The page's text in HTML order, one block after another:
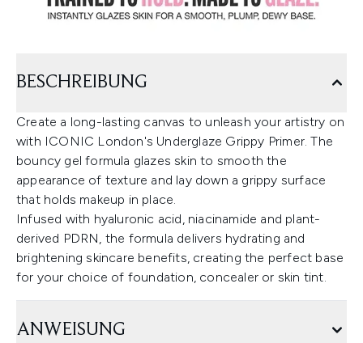
BESCHREIBUNG
Create a long-lasting canvas to unleash your artistry on
with ICONIC London's Underglaze Grippy Primer. The
bouncy gel formula glazes skin to smooth the
appearance of texture and lay down a grippy surface
that holds makeup in place.
Infused with hyaluronic acid, niacinamide and plant-
derived PDRN, the formula delivers hydrating and
brightening skincare benefits, creating the perfect base
for your choice of foundation, concealer or skin tint.
ANWEISUNG